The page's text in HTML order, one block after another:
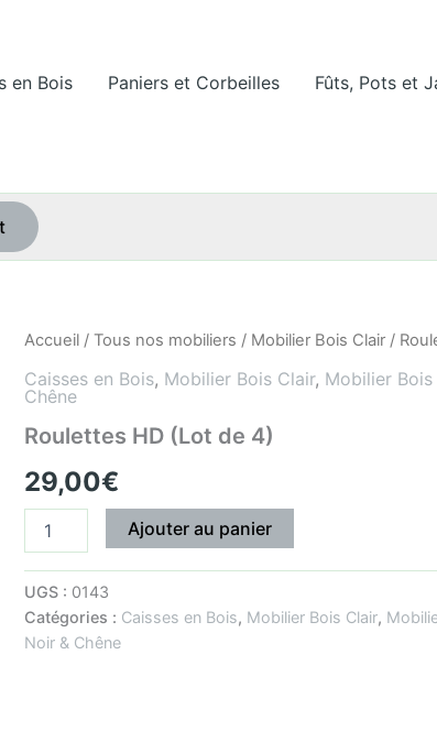
en Bois Paniers et Corbeilles
Fûts, Pots et
Accueil / Tous nos mobiliers / Mobilier Bois Clair /
Caisses en Bois, Mobilier Bois Clair, Mobilier Bois
Chêne
Roulettes HD (Lot de 4)
29,00€
quantité
Roulettes
HD
(Lot
de
4)
Ajouter au panier
UGS : 0143
Catégories : Caisses en Bois, Mobilier Bois Clair,
Noir & Chêne